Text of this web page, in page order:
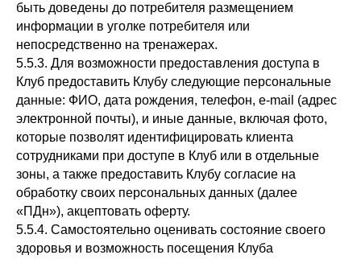
быть доведены до потребителя размещением
информации в уголке потребителя или
непосредственно на тренажерах.
5.5.3. Для возможности предоставления доступа в
Клуб предоставить Клубу следующие персональные
данные: ФИО, дата рождения, телефон, e-mail (адрес
электронной почты), и иные данные, включая фото,
которые позволят идентифицировать клиента
сотрудниками при доступе в Клуб или в отдельные
зоны, а также предоставить Клубу согласие на
обработку своих персональных данных (далее
«ПДн»), акцептовать оферту.
5.5.4. Самостоятельно оценивать состояние своего
здоровья и возможность посещения Клуба